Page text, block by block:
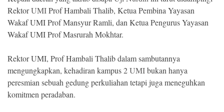
Copyright
2026
NETRAL
Right
Reserved
RektorUMIProf Hambali Thalib, Ketua Pembina Yayasan
Wakaf UMI Prof Mansyur Ramli, dan Ketua Pengurus Yayasan
Wakaf UMI Prof Masrurah Mokhtar.
Rektor UMI, Prof Hambali Thalib dalam sambutannya
mengungkapkan, kehadiran kampus 2UMIbukan hanya
peresmian sebuah gedung perkuliahan tetapi juga meneguhkan
komitmen peradaban.